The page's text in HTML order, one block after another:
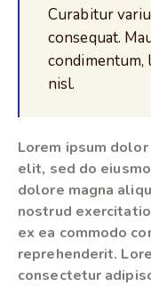
Curabitur
consequat.
condimentum,
nisl.
Lorem ipsum
elit, sed do
dolore magna
nostrud
ex ea commodo
reprehenderit.
consectetur